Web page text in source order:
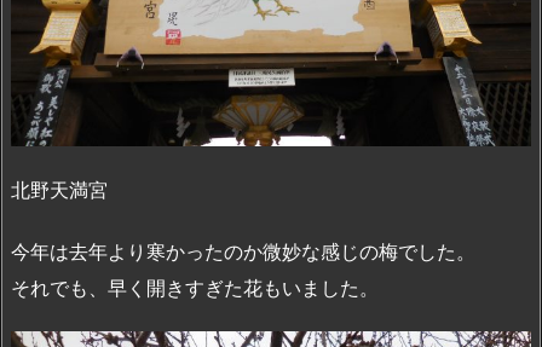
北野天満宮
今年は去年より寒かったのか微妙な感じの梅でした。
それでも、早く開きすぎた花もいました。